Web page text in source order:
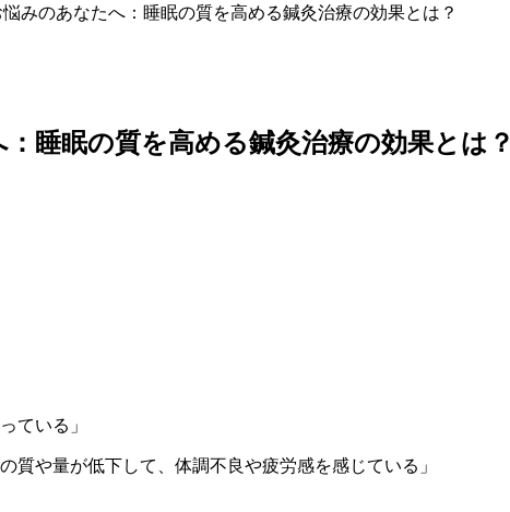
みのあなたへ：睡眠の質を高める鍼灸治療の効果とは？
睡眠の質を高める鍼灸治療の効果とは？
ている」
質や量が低下して、体調不良や疲労感を感じている」